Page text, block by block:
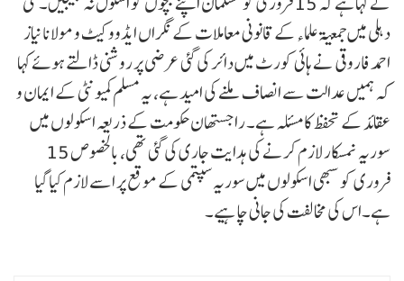
دہلی میں جمعیۃ علماء کے قانونی معاملات کے نگراں ایڈووکیٹ و مولانا نیاز
احمد فاروقی نے ہائی کورٹ میں دائر کی گئی عرضی پر روشنی ڈالتے ہوئے کہا
کہ ہمیں عدالت سے انصاف ملنے کی امید ہے، یہ مسلم کمیونٹی کے ایمان و
عقائد کے تحفظ کا مسئلہ ہے۔ راجستھان حکومت کے ذریعہ اسکولوں میں
سوریہ نمسکار لازم کرنے کی ہدایت جاری کی گئی تھی، بالخصوص 15
فروری کو سبھی اسکولوں میں سوریہ سپتمی کے موقع پر اسے لازم کیا گیا
ہے۔اس کی مخالفت کی جانی چاہیے۔